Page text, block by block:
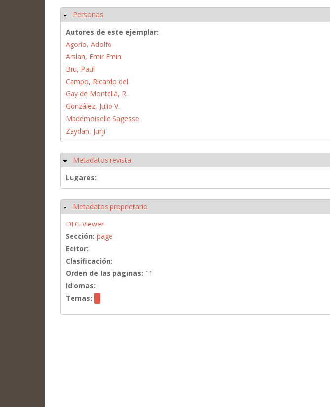
Ocultar
Personas
Autores de este ejemplar:
Agorio, Adolfo
Arslan, Emir Emin
Bru, Paul
Campo, Ricardo del
Gay de Montellá, R.
González, Julio V.
Mademoiselle Sagesse
Zaydan, Jurji
Ocultar
Metadatos revista
Lugares:
Ocultar
Metadatos proprietario
DFG-Viewer
Sección: page
Editor:
Clasificación:
Orden de las páginas: 11
Idiomas:
Temas: